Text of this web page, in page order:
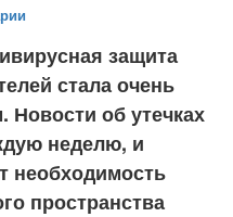
защита
стала очень
Новости об утечках
неделю, и
необходимость
пространства